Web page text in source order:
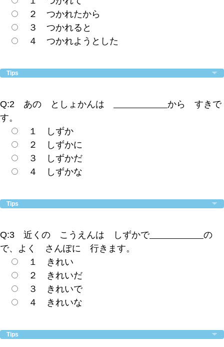
２ つかれたから
３ つかれると
４ つかれようとした
Tips
Q:2 あの としょかんは
から すきで
す。
１ しずか
２ しずかに
３ しずかだ
４ しずかな
Tips
Q:3 近くの こうえんは しずかで
の
で、よく さんぽに 行きます。
１ きれい
２ きれいだ
３ きれいで
４ きれいな
Tips